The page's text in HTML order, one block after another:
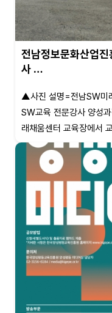
전남정보문화산업
사 …
▲사진 설명=전남SW미
SW교육 전문강사 양성
래채움센터 교육장에서